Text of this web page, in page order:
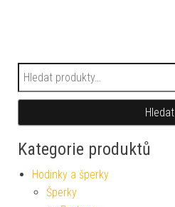
Hledat:
Hledat
Kategorie produktů
Hodinky a šperky
Šperky